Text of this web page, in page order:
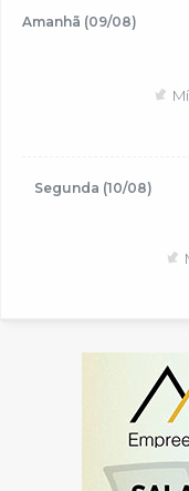
Amanhã (09/08)
Segunda (10/08)